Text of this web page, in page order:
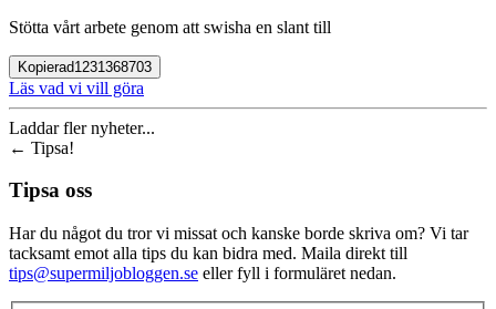
Stötta vårt arbete genom att swisha en slant till
Kopierad1231368703
Läs vad vi vill göra
Laddar fler nyheter...
← Tipsa!
Tipsa oss
Har du något du tror vi missat och kanske borde skriva om? Vi tar
tacksamt emot alla tips du kan bidra med. Maila direkt till
tips@supermiljobloggen.se eller fyll i formuläret nedan.